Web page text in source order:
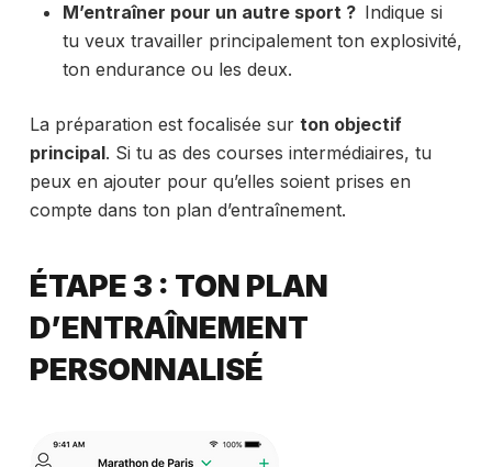
M’entraîner pour un autre sport ? Indique si
tu veux travailler principalement ton explosivité,
ton endurance ou les deux.
La préparation est focalisée sur ton objectif
principal. Si tu as des courses intermédiaires, tu
peux en ajouter pour qu’elles soient prises en
compte dans ton plan d’entraînement.
ÉTAPE 3 : TON PLAN
D’ENTRAÎNEMENT
PERSONNALISÉ